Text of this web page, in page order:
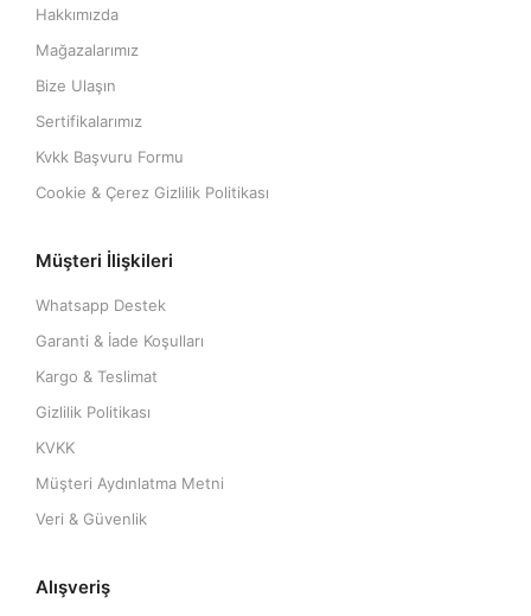
Hakkımızda
Mağazalarımız
Bize Ulaşın
Sertifikalarımız
Kvkk Başvuru Formu
Cookie & Çerez Gizlilik Politikası
Müşteri İlişkileri
Whatsapp Destek
Garanti & İade Koşulları
Kargo & Teslimat
Gizlilik Politikası
KVKK
Müşteri Aydınlatma Metni
Veri & Güvenlik
Alışveriş